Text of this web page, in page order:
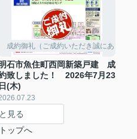
がとうございました。）
成約御礼（ご成約いただき誠にありが
石市魚住町西岡新築戸建 成
致しました！ 2026年7月23
日(木)
見る
ップへ